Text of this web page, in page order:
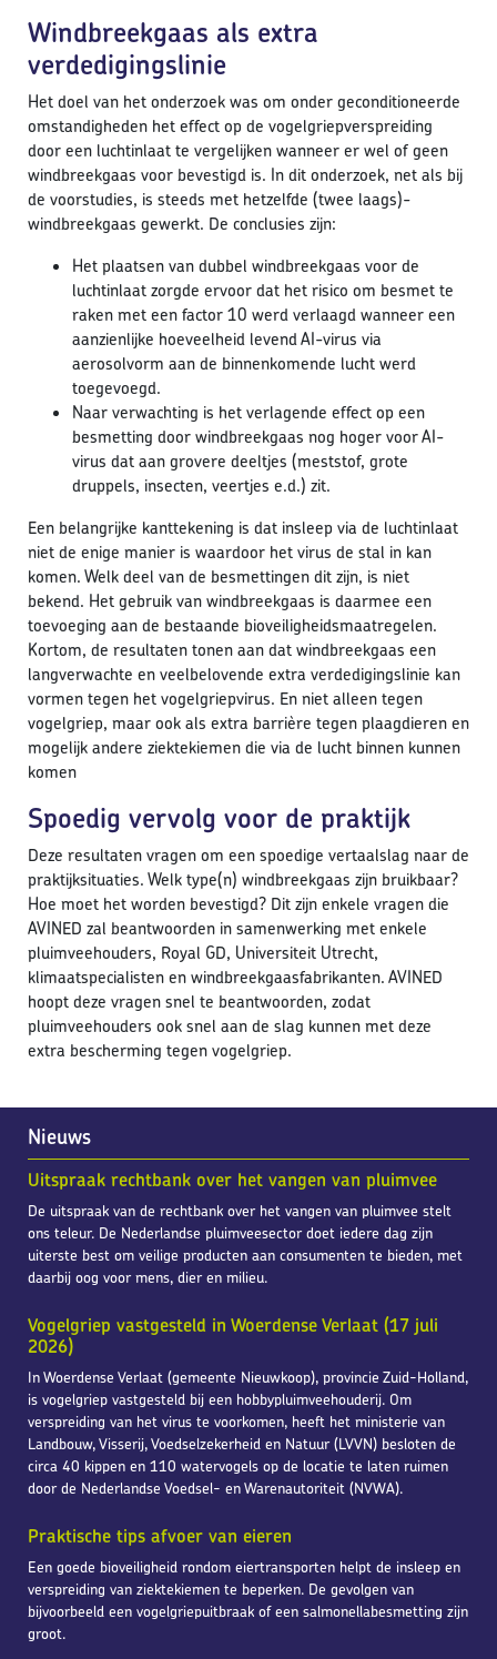
Nieuws
Uitspraak rechtbank over het vangen van pluimvee
De uitspraak van de rechtbank over het vangen van pluimvee stelt
ons teleur. De Nederlandse pluimveesector doet iedere dag zijn
uiterste best om veilige producten aan consumenten te bieden, met
daarbij oog voor mens, dier en milieu.
Vogelgriep vastgesteld in Woerdense Verlaat (17 juli
2026)
In Woerdense Verlaat (gemeente Nieuwkoop), provincie Zuid-Holland,
is vogelgriep vastgesteld bij een hobbypluimveehouderij. Om
verspreiding van het virus te voorkomen, heeft het ministerie van
Landbouw, Visserij, Voedselzekerheid en Natuur (LVVN) besloten de
circa 40 kippen en 110 watervogels op de locatie te laten ruimen
door de Nederlandse Voedsel- en Warenautoriteit (NVWA).
Praktische tips afvoer van eieren
Een goede bioveiligheid rondom eiertransporten helpt de insleep en
verspreiding van ziektekiemen te beperken. De gevolgen van
bijvoorbeeld een vogelgriepuitbraak of een salmonellabesmetting zijn
groot.
Windbreekgaas als extra
verdedigingslinie
Het doel van het onderzoek was om onder geconditioneerde
omstandigheden het effect op de vogelgriepverspreiding
door een luchtinlaat te vergelijken wanneer er wel of geen
windbreekgaas voor bevestigd is. In dit onderzoek, net als bij
de voorstudies, is steeds met hetzelfde (twee laags)-
windbreekgaas gewerkt. De conclusies zijn:
Het plaatsen van dubbel windbreekgaas voor de
luchtinlaat zorgde ervoor dat het risico om besmet te
raken met een factor 10 werd verlaagd wanneer een
aanzienlijke hoeveelheid levend AI-virus via
aerosolvorm aan de binnenkomende lucht werd
toegevoegd.
Naar verwachting is het verlagende effect op een
besmetting door windbreekgaas nog hoger voor AI-
virus dat aan grovere deeltjes (meststof, grote
druppels, insecten, veertjes e.d.) zit.
Een belangrijke kanttekening is dat insleep via de luchtinlaat
niet de enige manier is waardoor het virus de stal in kan
komen. Welk deel van de besmettingen dit zijn, is niet
bekend. Het gebruik van windbreekgaas is daarmee een
toevoeging aan de bestaande bioveiligheidsmaatregelen.
Kortom, de resultaten tonen aan dat windbreekgaas een
langverwachte en veelbelovende extra verdedigingslinie kan
vormen tegen het vogelgriepvirus. En niet alleen tegen
vogelgriep, maar ook als extra barrière tegen plaagdieren en
mogelijk andere ziektekiemen die via de lucht binnen kunnen
komen
Spoedig vervolg voor de praktijk
Deze resultaten vragen om een spoedige vertaalslag naar de
praktijksituaties. Welk type(n) windbreekgaas zijn bruikbaar?
Hoe moet het worden bevestigd? Dit zijn enkele vragen die
AVINED zal beantwoorden in samenwerking met enkele
pluimveehouders, Royal GD, Universiteit Utrecht,
klimaatspecialisten en windbreekgaasfabrikanten. AVINED
hoopt deze vragen snel te beantwoorden, zodat
pluimveehouders ook snel aan de slag kunnen met deze
extra bescherming tegen vogelgriep.